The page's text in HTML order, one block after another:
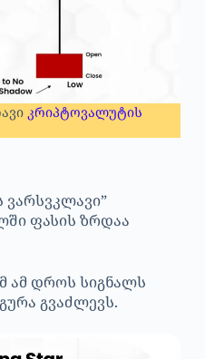
კრიპტოვალუტის
ვარსვკლავი”
ფასის ზრდაა
ამ დროს სიგნალს
გვაძლევს.